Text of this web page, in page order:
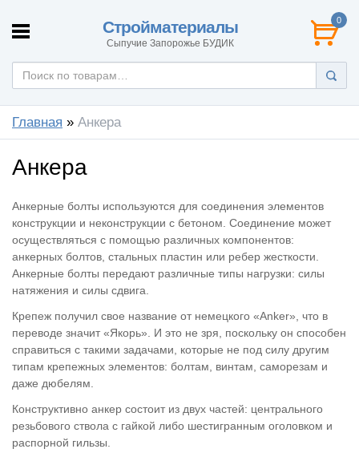
Стройматериалы
Сыпучие Запорожье БУДИК
0
Главная » Анкера
Анкера
Анкерные болты используются для соединения элементов
конструкции и неконструкции с бетоном. Соединение может
осуществляться с помощью различных компонентов:
анкерных болтов, стальных пластин или ребер жесткости.
Анкерные болты передают различные типы нагрузки: силы
натяжения и силы сдвига.
Крепеж получил свое название от немецкого «Anker», что в
переводе значит «Якорь». И это не зря, поскольку он способен
справиться с такими задачами, которые не под силу другим
типам крепежных элементов: болтам, винтам, саморезам и
даже дюбелям.
Конструктивно анкер состоит из двух частей: центрального
резьбового ствола с гайкой либо шестигранным оголовком и
распорной гильзы.